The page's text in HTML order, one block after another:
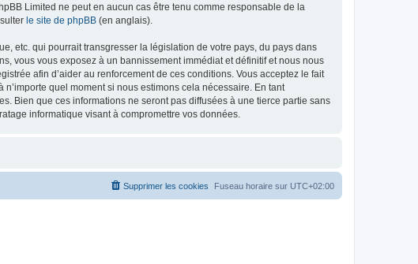
Limited ne peut en aucun cas être tenu comme responsable de la
le site de phpBB (en anglais).
etc. qui pourrait transgresser la législation de votre pays, du pays dans
vous vous exposez à un bannissement immédiat et définitif et nous nous
afin d’aider au renforcement de ces conditions. Vous acceptez le fait
quel moment si nous estimons cela nécessaire. En tant
Bien que ces informations ne seront pas diffusées à une tierce partie sans
informatique visant à compromettre vos données.
Fuseau horaire sur UTC+02:00
Supprimer les cookies